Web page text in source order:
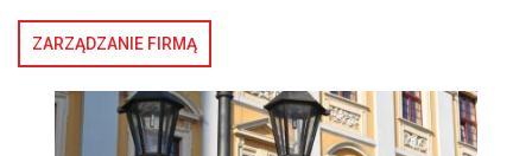
ZARZĄDZANIE FIRMĄ